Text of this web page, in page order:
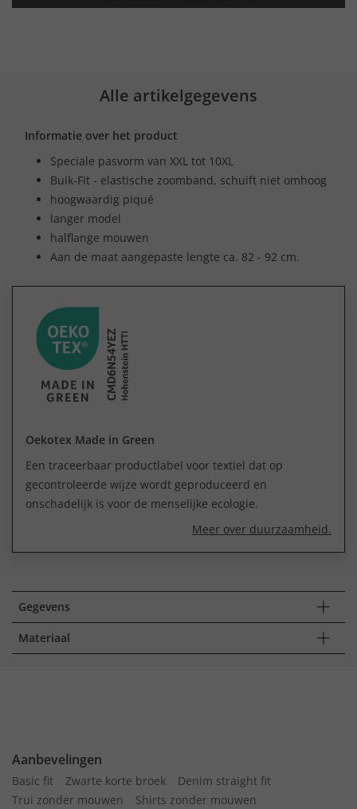
Alle artikelgegevens
Informatie over het product
Speciale pasvorm van XXL tot 10XL
Buik-Fit - elastische zoomband, schuift niet omhoog
hoogwaardig piqué
langer model
halflange mouwen
Aan de maat aangepaste lengte ca. 82 - 92 cm.
Oekotex Made in Green
Een traceerbaar productlabel voor textiel dat op
gecontroleerde wijze wordt geproduceerd en
onschadelijk is voor de menselijke ecologie.
Meer over duurzaamheid.
Gegevens
Materiaal
Aanbevelingen
Basic fit Zwarte korte broek
Denim straight fit
Trui zonder mouwen
Shirts zonder mouwen